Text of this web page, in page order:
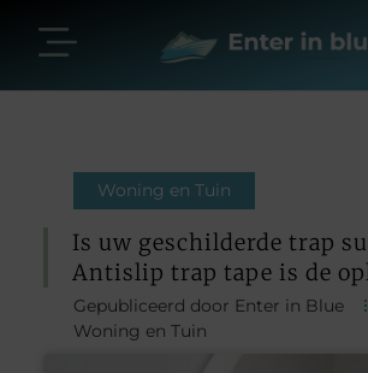
Woning en Tuin
Is uw geschilderde trap
Antislip trap tape is de
Gepubliceerd door Enter in Blue
Woning en Tuin